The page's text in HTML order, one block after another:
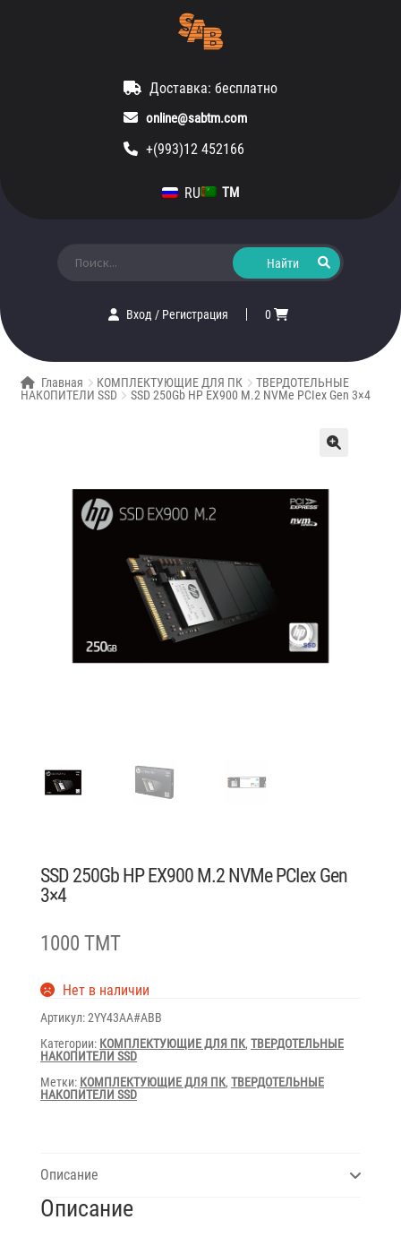
Доставка: бесплатно
online@sabtm.com
+(993)12 452166
RU TM
Вход/ Регистрация 0
Главная КОМПЛЕКТУЮЩИЕ ДЛЯ ПК
ТВЕРДОТЕЛЬНЫЕ
НАКОПИТЕЛИ SSD
SSD 250Gb HP EX900 M.2 NVMe PCIex Gen 3×4
SSD 250Gb HP EX900 M.2 NVMe PCIex Gen
3×4
1000 TMT
Нет в наличии
Артикул:2YY43AA#ABB
Категории: КОМПЛЕКТУЮЩИЕ ДЛЯ ПК, ТВЕРДОТЕЛЬНЫЕ
НАКОПИТЕЛИ SSD
Метки: КОМПЛЕКТУЮЩИЕ ДЛЯ ПК, ТВЕРДОТЕЛЬНЫЕ
НАКОПИТЕЛИ SSD
Описание
Описание